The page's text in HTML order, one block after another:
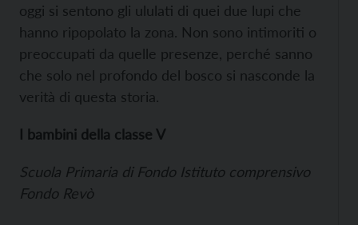
oggi si sentono gli ululati di quei due lupi che
hanno ripopolato la zona. Non sono intimoriti o
preoccupati da quelle presenze, perché sanno
che solo nel profondo del bosco si nasconde la
verità di questa storia.
I bambini della classe V
Scuola Primaria di Fondo Istituto comprensivo
Fondo Revò